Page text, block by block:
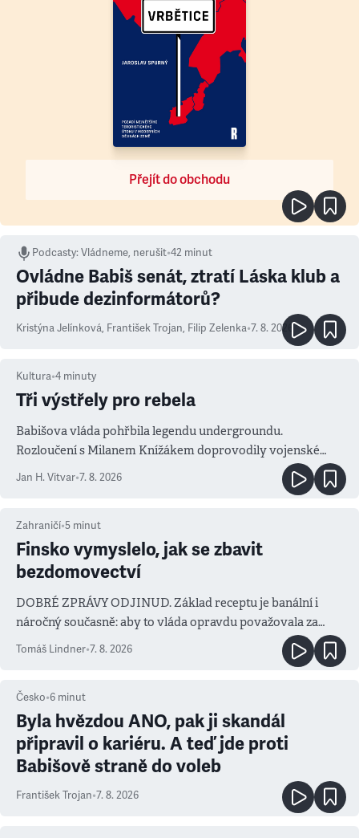
Přejít do obchodu
Podcasty:Vládneme, nerušit•42 minut
Ovládne Babiš senát, ztratí Láska klub a
přibude dezinformátorů?
Kristýna Jelínková, František Trojan, Filip Zelenka•7. 8. 2026
Kultura•4 minuty
Tři výstřely pro rebela
Babišova vláda pohřbila legendu undergroundu.
Rozloučení s Milanem Knížákem doprovodily vojenské
salvy i kritika pokrokářů
Jan H. Vitvar•7. 8. 2026
Zahraničí•5 minut
Finsko vymyslelo, jak se zbavit
bezdomovectví
DOBRÉ ZPRÁVY ODJINUD. Základ receptu je banální i
náročný současně: aby to vláda opravdu považovala za
prioritu
Tomáš Lindner•7. 8. 2026
Česko•6 minut
Byla hvězdou ANO, pak ji skandál
připravil o kariéru. A teď jde proti
Babišově straně do voleb
František Trojan•7. 8. 2026